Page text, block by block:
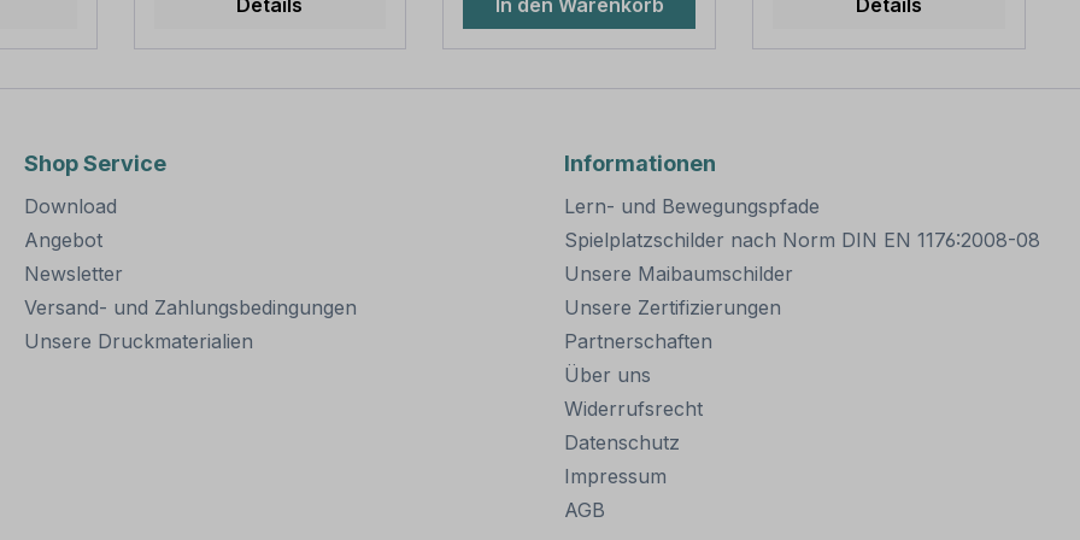
Für
einer
erhältlich,
und somit für dauerhafte
bestens geeignet. Für
Merkmale dieser
Rohrschelle zur
Abmessungen: Länge
Verpackungseinheiten: 1
Erdanker Bitte beachten
Stand muß der Pfosten
mindestens 50 cm tief im
Erdreich einbetoniert
erhältlich,
und somit für dauerhafte
von Schildern mit einer
Höhe über 200
Rohrschellen benötigt.
Merkmale dieser
Shop Service
Download
Angebot
Newsletter
Versand- und Zahlungsbedingungen
Unsere Druckmaterialien
Informationen
Lern- und Bewegungspfade
Spielplatzschilder nach Norm DIN EN 1176:2008-08
Unsere Maibaumschilder
Unsere Zertifizierungen
Partnerschaften
Über uns
Widerrufsrecht
Datenschutz
Impressum
AGB